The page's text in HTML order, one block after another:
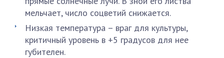
мельчает, число соцветий снижается.
Низкая температура – враг для культуры,
критичный уровень в +5 градусов для нее
губителен.